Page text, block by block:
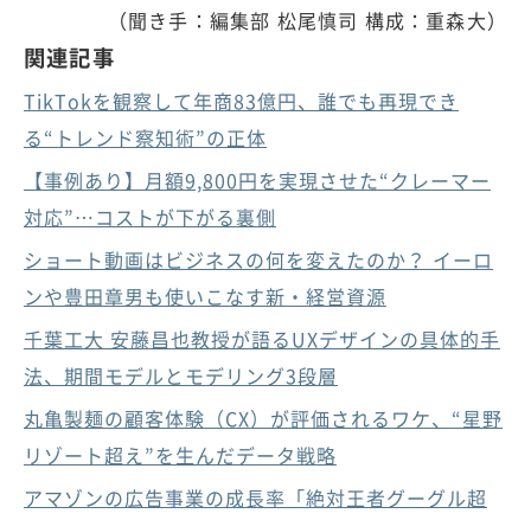
（聞き手：編集部 松尾慎司 構成：重森大）
関連記事
TikTokを観察して年商83億円、誰でも再現でき
る“トレンド察知術”の正体
【事例あり】月額9,800円を実現させた“クレーマー
対応”…コストが下がる裏側
ショート動画はビジネスの何を変えたのか？ イーロ
ンや豊田章男も使いこなす新・経営資源
千葉工大 安藤昌也教授が語るUXデザインの具体的手
法、期間モデルとモデリング3段層
丸亀製麺の顧客体験（CX）が評価されるワケ、“星野
リゾート超え”を生んだデータ戦略
アマゾンの広告事業の成長率「絶対王者グーグル超